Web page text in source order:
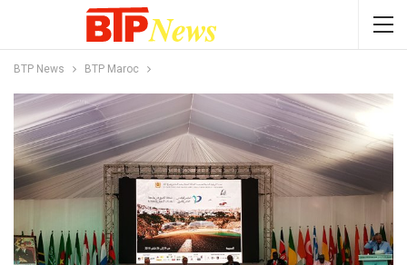
BTP News BTP Maroc